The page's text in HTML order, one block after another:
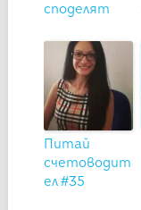
споделят
Питай
счетоводит
ел #35